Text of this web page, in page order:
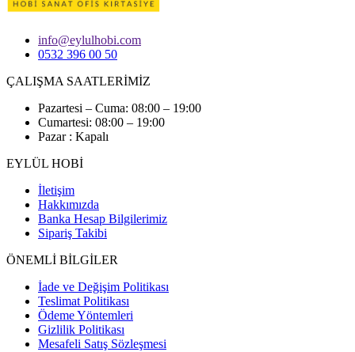
info@eylulhobi.com
0532 396 00 50
ÇALIŞMA SAATLERİMİZ
Pazartesi – Cuma: 08:00 – 19:00
Cumartesi: 08:00 – 19:00
Pazar : Kapalı
EYLÜL HOBİ
İletişim
Hakkımızda
Banka Hesap Bilgilerimiz
Sipariş Takibi
ÖNEMLİ BİLGİLER
İade ve Değişim Politikası
Teslimat Politikası
Ödeme Yöntemleri
Gizlilik Politikası
Mesafeli Satış Sözleşmesi